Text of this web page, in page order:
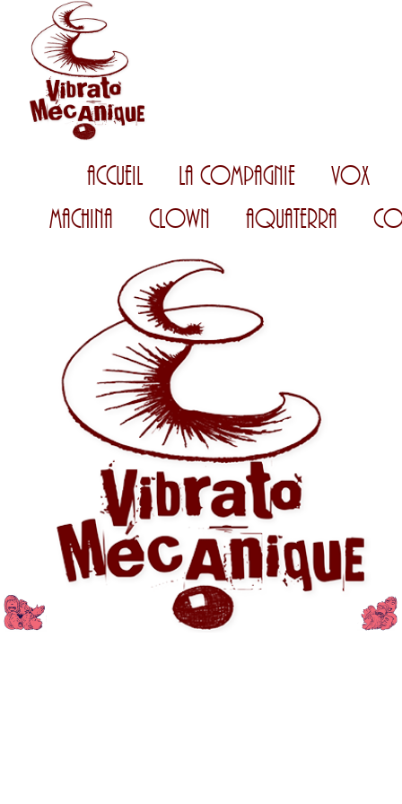
Accueil La Compagnie
Vox
Machina
Clown AquaTerra